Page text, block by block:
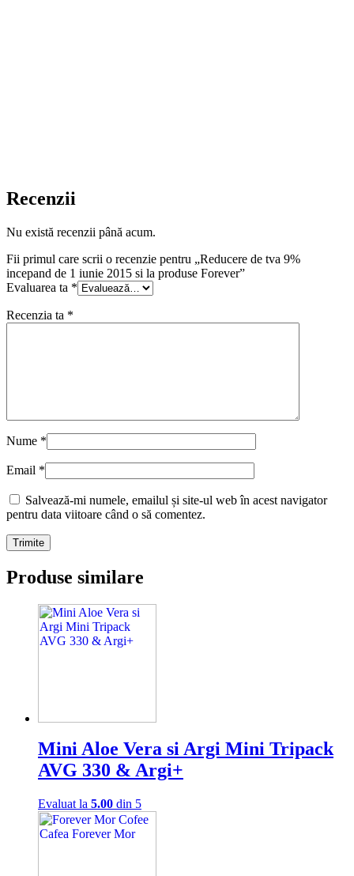
Recenzii
Nu există recenzii până acum.
Fii primul care scrii o recenzie pentru „Reducere de tva 9%
incepand de 1 iunie 2015 si la produse Forever”
Evaluarea ta *
Recenzia ta *
Nume *
Email *
Salvează-mi numele, emailul și site-ul web în acest navigator
pentru data viitoare când o să comentez.
Produse similare
Mini Aloe Vera si Argi Mini Tripack
AVG 330 & Argi+
Evaluat la 5.00 din 5